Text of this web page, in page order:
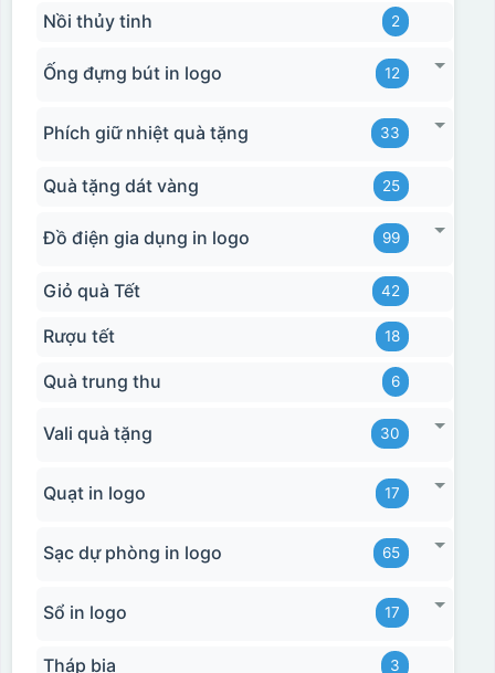
Nồi thủy tinh 2
Ống đựng bút in logo 12
Phích giữ nhiệt quà tặng 33
Quà tặng dát vàng 25
Đồ điện gia dụng in logo 99
Giỏ quà Tết 42
Rượu tết 18
Quà trung thu 6
Vali quà tặng 30
Quạt in logo 17
Sạc dự phòng in logo 65
Sổ in logo 17
Tháp bia 3